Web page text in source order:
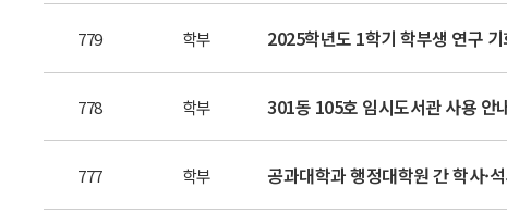
779 학부 2025학년도 1학기 학부생 연구
778 학부 301동 105호 임시도서관 사용 안
777 학부 공과대학과 행정대학원 간 학사·